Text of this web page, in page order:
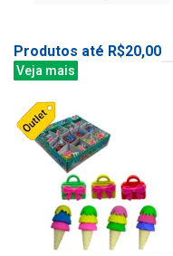
Produtos até R$20,00
Veja mais